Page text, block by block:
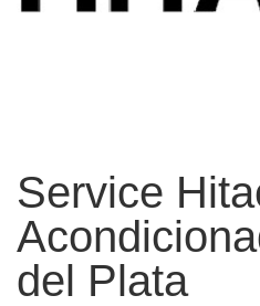
Service
del Plata